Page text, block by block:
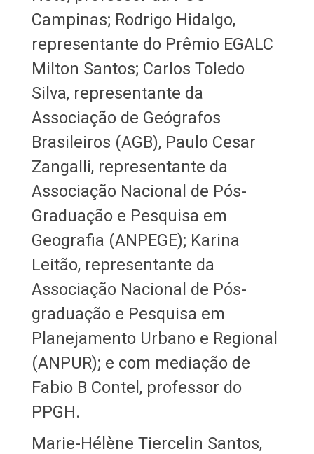
Campinas; Rodrigo Hidalgo,
representante do Prêmio EGALC
Milton Santos; Carlos Toledo
Silva, representante da
Associação de Geógrafos
Brasileiros (AGB), Paulo Cesar
Zangalli, representante da
Associação Nacional de Pós-
Graduação e Pesquisa em
Geografia (ANPEGE); Karina
Leitão, representante da
Associação Nacional de Pós-
graduação e Pesquisa em
Planejamento Urbano e Regional
(ANPUR); e com mediação de
Fabio B Contel, professor do
PPGH.
Marie-Hélène Tiercelin Santos,